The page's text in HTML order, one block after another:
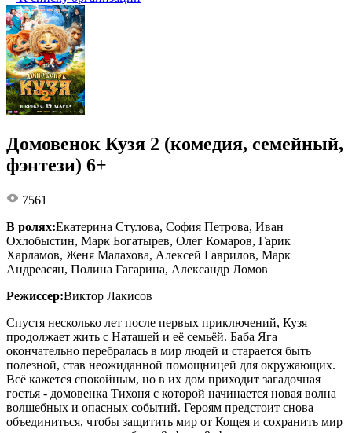
Домовенок Кузя 2 (комедия, семейный,
фэнтези) 6+
7561
В ролях:Екатерина Стулова, София Петрова, Иван
Охлобыстин, Марк Богатырев, Олег Комаров, Гарик
Харламов, Женя Малахова, Алексей Гаврилов, Марк
Андреасян, Полина Гагарина, Александр Ломов
Режиссер:Виктор Лакисов
Спустя несколько лет после первых приключений, Кузя
продолжает жить с Наташей и её семьёй. Баба Яга
окончательно перебралась в мир людей и старается быть
полезной, став неожиданной помощницей для окружающих.
Всё кажется спокойным, но в их дом приходит загадочная
гостья - домовенка Тихоня с которой начинается новая волна
волшебных и опасных событий. Героям предстоит снова
объединиться, чтобы защитить мир от Кощея и сохранить мир